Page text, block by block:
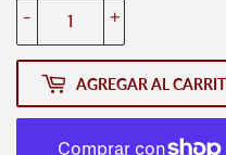
+
-
AGREGAR AL